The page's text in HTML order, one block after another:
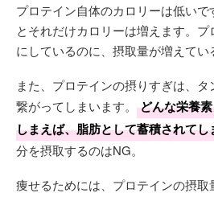
プロテイン自体のカロリーは低いで
とそれだけカロリーは増えます。
にしているのに、摂取量が増えてい
また、プロテインの摂りすぎは、
繋がってしまいます。
どんな栄養
しまえば、脂肪として蓄積されてし
分を摂取するのはNG。
痩せるためには、プロテインの摂取